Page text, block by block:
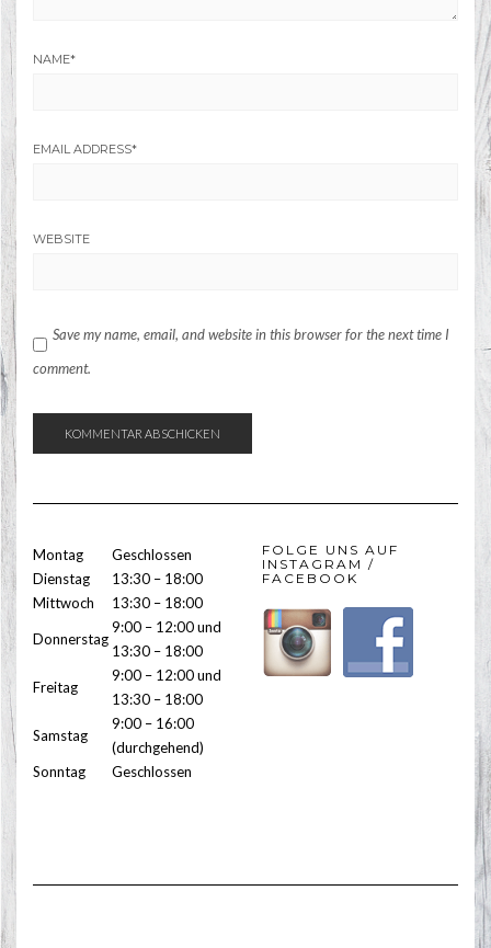
NAME*
EMAIL ADDRESS*
WEBSITE
Save my name, email, and website in this browser for the next time I
comment.
Montag
Geschlossen
Dienstag
13:30 – 18:00
Mittwoch
13:30 – 18:00
Donnerstag
9:00 – 12:00 und
13:30 – 18:00
Freitag
9:00 – 12:00 und
13:30 – 18:00
Samstag
9:00 – 16:00
(durchgehend)
Sonntag
Geschlossen
FOLGE UNS AUF
INSTAGRAM /
FACEBOOK